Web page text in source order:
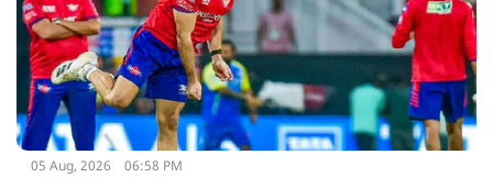
05 Aug, 2026 06:58 PM